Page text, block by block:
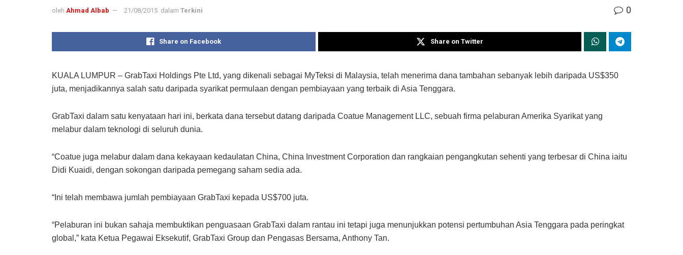
oleh Ahmad Albab 21/08/2015 dalam Terkini 0
Share on Facebook Share on Twitter
KUALA LUMPUR – GrabTaxi Holdings Pte Ltd, yang dikenali sebagai MyTeksi di Malaysia, telah menerima dana tambahan sebanyak lebih daripada US$350
juta, menjadikannya salah satu daripada syarikat permulaan dengan pembiayaan yang terbaik di Asia Tenggara.
GrabTaxi dalam satu kenyataan hari ini, berkata dana tersebut datang daripada Coatue Management LLC, sebuah firma pelaburan Amerika Syarikat yang
melabur dalam teknologi di seluruh dunia.
“Coatue juga melabur dalam dana kekayaan kedaulatan China, China Investment Corporation dan rangkaian pengangkutan sehenti yang terbesar di China iaitu
Didi Kuaidi, dengan sokongan daripada pemegang saham sedia ada.
“Ini telah membawa jumlah pembiayaan GrabTaxi kepada US$700 juta.
“Pelaburan ini bukan sahaja membuktikan penguasaan GrabTaxi dalam rantau ini tetapi juga menunjukkan potensi pertumbuhan Asia Tenggara pada peringkat
global,” kata Ketua Pegawai Eksekutif, GrabTaxi Group dan Pengasas Bersama, Anthony Tan.